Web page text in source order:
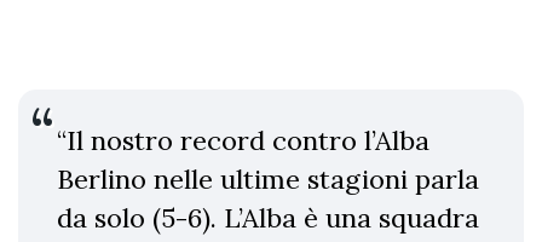
“Il nostro record contro l’Alba
Berlino nelle ultime stagioni parla
da solo (5-6). L’Alba è una squadra